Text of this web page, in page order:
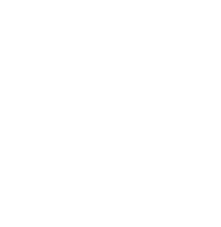
röster: